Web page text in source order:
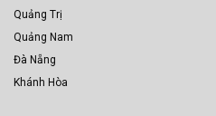
Quảng Trị
Quảng Nam
Đà Nẵng
Khánh Hòa